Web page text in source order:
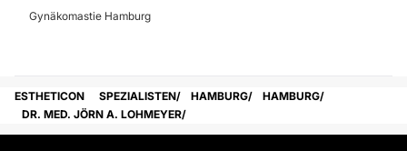
Gynäkomastie Hamburg
ESTHETICON SPEZIALISTEN HAMBURG
HAMBURG
DR. MED. JÖRN A. LOHMEYER